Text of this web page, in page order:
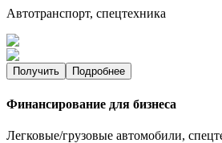
Автотранспорт, спецтехника
Получить Подробнее
Финансирование для бизнеса
Легковые/грузовые автомобили,